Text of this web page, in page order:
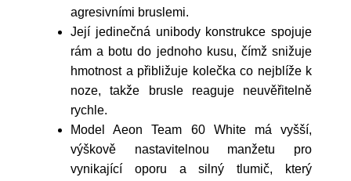
agresivními bruslemi.
Její jedinečná unibody konstrukce spojuje
rám a botu do jednoho kusu, čímž snižuje
hmotnost a přibližuje kolečka co nejblíže k
noze, takže brusle reaguje neuvěřitelně
rychle.
Model Aeon Team 60 White má vyšší,
výškově nastavitelnou manžetu pro
vynikající oporu a silný tlumič, který